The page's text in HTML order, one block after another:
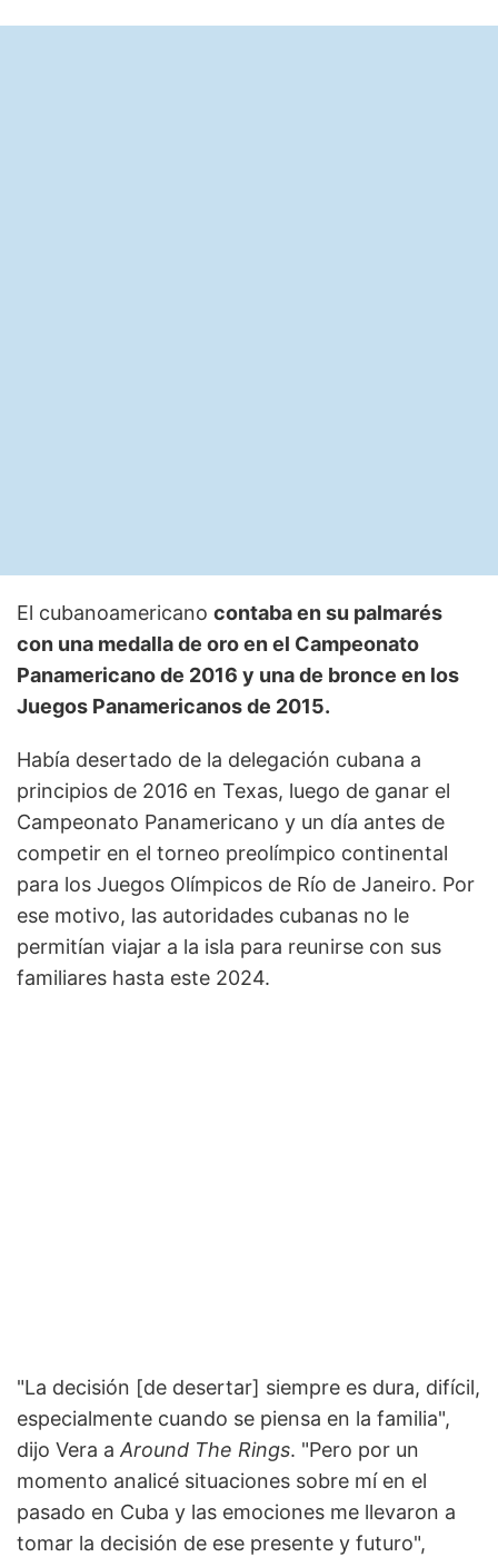
El cubanoamericano contaba en su palmarés
con una medalla de oro en el Campeonato
Panamericano de 2016 y una de bronce en los
Juegos Panamericanos de 2015.
Había desertado de la delegación cubana a
principios de 2016 en Texas, luego de ganar el
Campeonato Panamericano y un día antes de
competir en el torneo preolímpico continental
para los Juegos Olímpicos de Río de Janeiro. Por
ese motivo, las autoridades cubanas no le
permitían viajar a la isla para reunirse con sus
familiares hasta este 2024.
"La decisión [de desertar] siempre es dura, difícil,
especialmente cuando se piensa en la familia",
dijo Vera aAround The Rings. "Pero por un
momento analicé situaciones sobre mí en el
pasado en Cuba y las emociones me llevaron a
tomar la decisión de ese presente y futuro",